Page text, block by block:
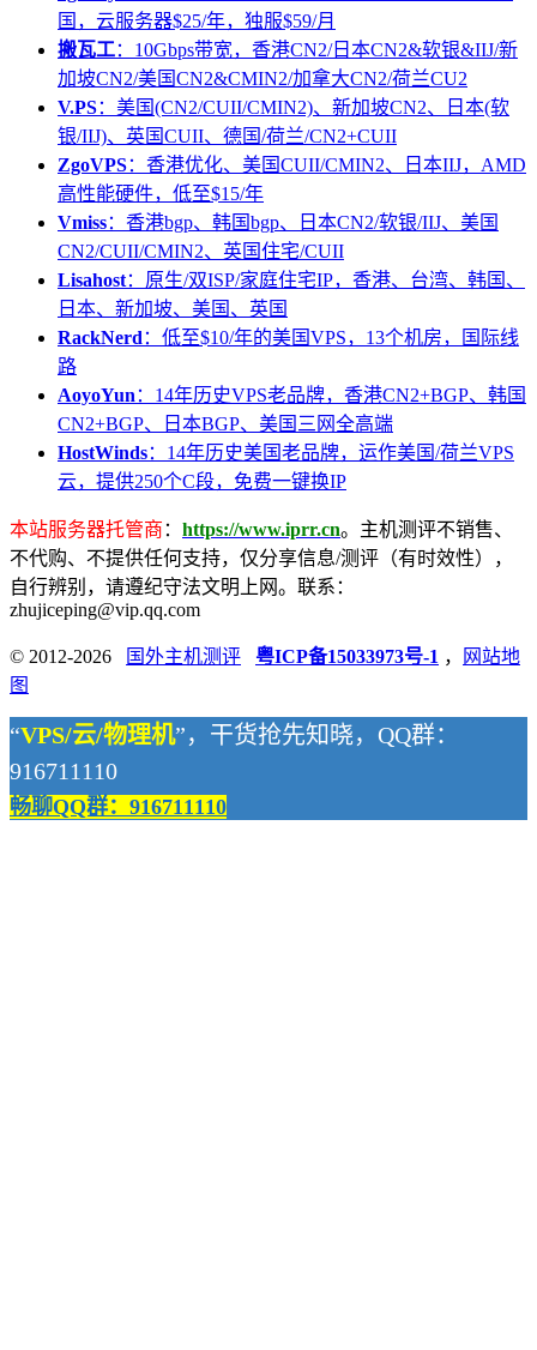
国，云服务器$25/年，独服$59/月
搬瓦工：10Gbps带宽，香港CN2/日本CN2&软银&IIJ/新
加坡CN2/美国CN2&CMIN2/加拿大CN2/荷兰CU2
V.PS：美国(CN2/CUII/CMIN2)、新加坡CN2、日本(软
银/IIJ)、英国CUII、德国/荷兰/CN2+CUII
ZgoVPS：香港优化、美国CUII/CMIN2、日本IIJ，AMD
高性能硬件，低至$15/年
Vmiss：香港bgp、韩国bgp、日本CN2/软银/IIJ、美国
CN2/CUII/CMIN2、英国住宅/CUII
Lisahost：原生/双ISP/家庭住宅IP，香港、台湾、韩国、
日本、新加坡、美国、英国
RackNerd ：低至$10/年的美国VPS，13个机房，国际线
路
AoyoYun ：14年历史VPS老品牌，香港CN2+BGP、韩国
CN2+BGP、日本BGP、美国三网全高端
HostWinds：14年历史美国老品牌，运作美国/荷兰VPS
云，提供250个C段，免费一键换IP
本站服务器托管商 ： https://www.iprr.cn。主机测评不销售、
不代购、不提供任何支持，仅分享信息/测评（有时效性），
自行辨别，请遵纪守法文明上网。联系：
zhujiceping@vip.qq.com
© 2012-2026 国外主机测评 粤ICP备15033973号-1 ，
网站地
图
“VPS/云/物理机”，干货抢先知晓，QQ群：
916711110
畅聊QQ群：916711110